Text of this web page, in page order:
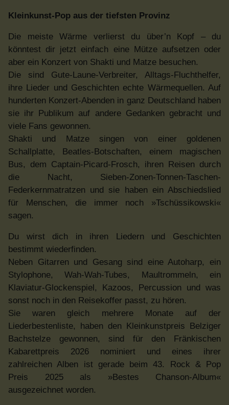
Kleinkunst-Pop aus der tiefsten Provinz
Die meiste Wärme verlierst du über’n Kopf – du
könntest dir jetzt einfach eine Mütze aufsetzen oder
aber ein Konzert von Shakti und Matze besuchen.
Die sind Gute-Laune-Verbreiter, Alltags-Fluchthelfer,
ihre Lieder und Geschichten echte Wärmequellen. Auf
hunderten Konzert-Abenden in ganz Deutschland haben
sie ihr Publikum auf andere Gedanken gebracht und
viele Fans gewonnen.
Shakti und Matze singen von einer goldenen
Schallplatte, Beatles-Botschaften, einem magischen
Bus, dem Captain-Picard-Frosch, ihren Reisen durch
die Nacht, Sieben-Zonen-Tonnen-Taschen-
Federkernmatratzen und sie haben ein Abschiedslied
für Menschen, die immer noch »Tschüssikowski«
sagen.
Du wirst dich in ihren Liedern und Geschichten
bestimmt wiederfinden.
Neben Gitarren und Gesang sind eine Autoharp, ein
Stylophone, Wah-Wah-Tubes, Maultrommeln, ein
Klaviatur-Glockenspiel, Kazoos, Percussion und was
sonst noch in den Reisekoffer passt, zu hören.
Sie waren gleich mehrere Monate auf der
Liederbestenliste, haben den Kleinkunstpreis Belziger
Bachstelze gewonnen, sind für den Fränkischen
Kabarettpreis 2026 nominiert und eines ihrer
zahlreichen Alben ist gerade beim 43. Rock & Pop
Preis 2025 als »Bestes Chanson-Album«
ausgezeichnet worden.